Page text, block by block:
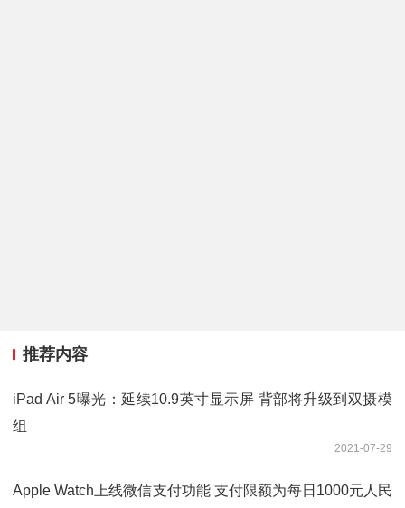
推荐内容
iPad Air 5曝光：延续10.9英寸显示屏 背部将升级到双摄模
组
2021-07-29
Apple Watch上线微信支付功能 支付限额为每日1000元人民